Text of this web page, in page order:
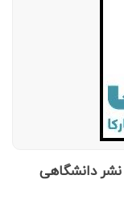
نشر دانشگاهی